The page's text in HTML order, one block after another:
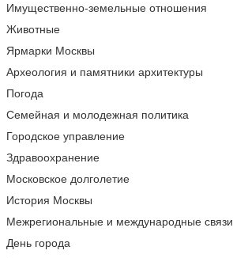
Имущественно-земельные отношения
Животные
Ярмарки Москвы
Археология и памятники архитектуры
Погода
Семейная и молодежная политика
Городское управление
Здравоохранение
Московское долголетие
История Москвы
Межрегиональные и международные связи
День города